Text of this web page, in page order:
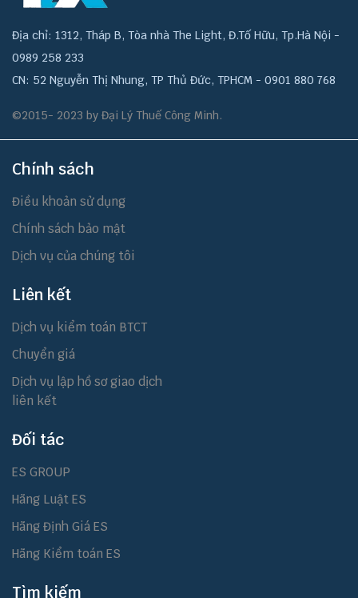
Địa chỉ: 1312, Tháp B, Tòa nhà The Light, Đ.Tố Hữu, Tp.Hà Nội -
0989 258 233
CN: 52 Nguyễn Thị Nhung, TP Thủ Đức, TPHCM - 0901 880 768
©2015- 2023 by Đại Lý Thuế Công Minh.
Chính sách
Điều khoản sử dụng
Chính sách bảo mật
Dịch vụ của chúng tôi
Liên kết
Dịch vụ kiểm toán BTCT
Chuyển giá
Dịch vụ lập hồ sơ giao dịch
liên kết
Đối tác
ES GROUP
Hãng Luật ES
Hãng Định Giá ES
Hãng Kiểm toán ES
Tìm kiếm